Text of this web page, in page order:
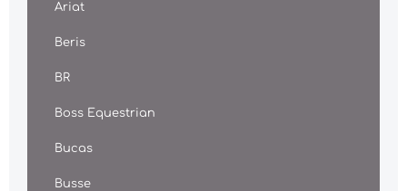
Ariat
Beris
BR
Boss Equestrian
Bucas
Busse